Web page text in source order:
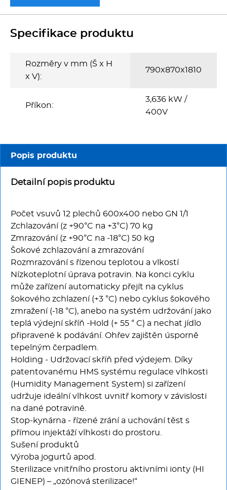
Transport, výdej a regen.
Multifunkce - speciály
Vařiče a výrobníky těstovin
Nerez
Specifikace produktu
Rozměry v mm (Š x H
x V):
790x870x1810
Příkon:
3,636 kW /
400V
Popis produktu
Detailní popis produktu
Počet vsuvů 12 plechů 600x400 nebo GN 1/1
Zchlazování (z +90°C na +3°C) 70 kg
Zmrazování (z +90°C na -18°C) 50 kg
Šokové zchlazování a zmrazování
Rozmrazování s řízenou teplotou a vlkostí
Nízkoteplotní úprava potravin. Na konci cyklu
může zařízení automaticky přejít na cyklus
šokového zchlazení (+3 °C) nebo cyklus šokového
zmražení (-18 °C), anebo na systém udržování jako
teplá výdejní skříň -Hold (+ 55 ° C) a nechat jídlo
připravené k podávání. Ohřev zajištěn úsporně
tepelným čerpadlem.
Holding - Udržovací skříň před výdejem. Díky
patentovanému HMS systému regulace vlhkosti
(Humidity Management System) si zařízení
udržuje ideální vlhkost uvnitř komory v závislosti
na dané potravině.
Stop-kynárna - řízené zrání a uchování těst s
přímou injektáží vlhkosti do prostoru.
Sušení produktů
Výroba jogurtů apod.
Sterilizace vnitřního prostoru aktivními ionty (HI
GIENEP) – „ozónová sterilizace!“